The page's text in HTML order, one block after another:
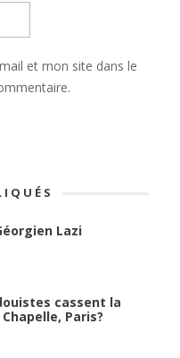
et mon site dans le
Lazi
cassent la
Paris?